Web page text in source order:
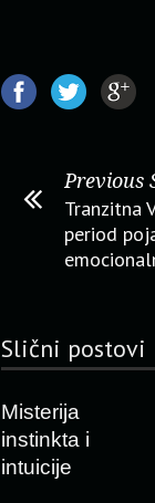
Previous
Tranzitna
period
Slični postovi
Misterija
instinkta i
intuicije